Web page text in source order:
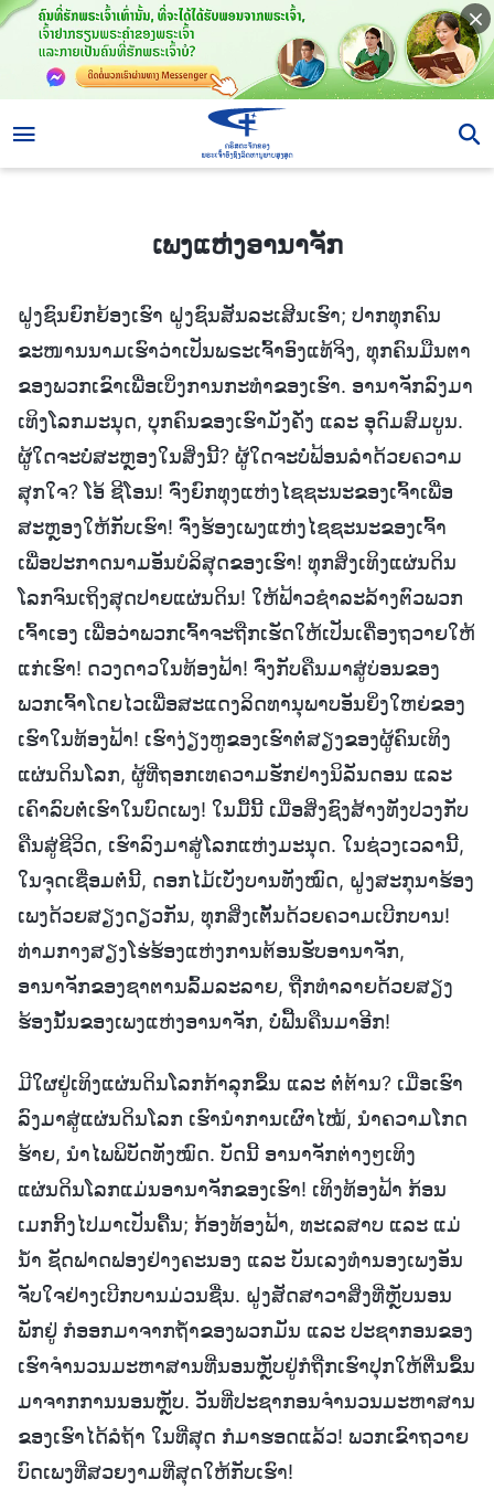
ເພງແຫ່ງອານາຈັກ
ຝູງຊົນຍົກຍ້ອງເຮົາ ຝູງຊົນສັນລະເສີນເຮົາ; ປາກທຸກຄົນ
ຂະໜານນາມເຮົາວ່າເປັນພຣະເຈົ້າອົງແທ້ຈິງ, ທຸກຄົນມືນຕາ
ຂອງພວກເຂົາເພື່ອເບິ່ງການກະທໍາຂອງເຮົາ. ອານາຈັກລົງມາ
ເທິງໂລກມະນຸດ, ບຸກຄົນຂອງເຮົາມັ່ງຄັ່ງ ແລະ ອຸດົມສົມບູນ.
ຜູ້ໃດຈະບໍ່ສະຫຼອງໃນສິ່ງນີ້? ຜູ້ໃດຈະບໍ່ຟ້ອນລໍາດ້ວຍຄວາມ
ສຸກໃຈ? ໂອ້ ຊີໂອນ! ຈົ່ງຍົກທຸງແຫ່ງໄຊຊະນະຂອງເຈົ້າເພື່ອ
ສະຫຼອງໃຫ້ກັບເຮົາ! ຈົ່ງຮ້ອງເພງແຫ່ງໄຊຊະນະຂອງເຈົ້າ
ເພື່ອປະກາດນາມອັນບໍລິສຸດຂອງເຮົາ! ທຸກສິ່ງເທິງແຜ່ນດິນ
ໂລກຈົນເຖິງສຸດປາຍແຜ່ນດິນ! ໃຫ້ຟ້າວຊໍາລະລ້າງຕົວພວກ
ເຈົ້າເອງ ເພື່ອວ່າພວກເຈົ້າຈະຖືກເຮັດໃຫ້ເປັນເຄື່ອງຖວາຍໃຫ້
ແກ່ເຮົາ! ດວງດາວໃນທ້ອງຟ້າ! ຈົ່ງກັບຄືນມາສູ່ບ່ອນຂອງ
ພວກເຈົ້າໂດຍໄວເພື່ອສະແດງລິດທານຸພາບອັນຍິ່ງໃຫຍ່ຂອງ
ເຮົາໃນທ້ອງຟ້າ! ເຮົາງ່ຽງຫູຂອງເຮົາຕໍ່ສຽງຂອງຜູ້ຄົນເທິງ
ແຜ່ນດິນໂລກ, ຜູ້ທີ່ຖອກເທຄວາມຮັກຢ່າງນິລັນດອນ ແລະ
ເຄົາລົບຕໍ່ເຮົາໃນບົດເພງ! ໃນມື້ນີ້ ເມື່ອສິ່ງຊົງສ້າງທັງປວງກັບ
ຄືນສູ່ຊີວິດ, ເຮົາລົງມາສູ່ໂລກແຫ່ງມະນຸດ. ໃນຊ່ວງເວລານີ້,
ໃນຈຸດເຊື່ອມຕໍ່ນີ້, ດອກໄມ້ເບັ່ງບານທັງໝົດ, ຝູງສະກຸນາຮ້ອງ
ເພງດ້ວຍສຽງດຽວກັນ, ທຸກສິ່ງເຕັ້ນດ້ວຍຄວາມເບີກບານ!
ທ່າມກາງສຽງໂຮ່ຮ້ອງແຫ່ງການຕ້ອນຮັບອານາຈັກ,
ອານາຈັກຂອງຊາຕານລົ້ມລະລາຍ, ຖືກທໍາລາຍດ້ວຍສຽງ
ຮ້ອງນັ້ນຂອງເພງແຫ່ງອານາຈັກ, ບໍ່ຟື້ນຄືນມາອີກ!
ມີໃຜຢູ່ເທິງແຜ່ນດິນໂລກກ້າລຸກຂຶ້ນ ແລະ ຕໍ່ຕ້ານ? ເມື່ອເຮົາ
ລົງມາສູ່ແຜ່ນດິນໂລກ ເຮົານໍາການເຜົາໄໝ້, ນໍາຄວາມໂກດ
ຮ້າຍ, ນໍາໄພພິບັດທັງໝົດ. ບັດນີ້ ອານາຈັກຕ່າງໆເທິງ
ແຜ່ນດິນໂລກແມ່ນອານາຈັກຂອງເຮົາ! ເທິງທ້ອງຟ້າ ກ້ອນ
ເມກກິ້ງໄປມາເປັນຄື້ນ; ກ້ອງທ້ອງຟ້າ, ທະເລສາບ ແລະ ແມ່
ນ້ຳ ຊັດຟາດຟອງຢ່າງຄະນອງ ແລະ ບັນເລງທຳນອງເພງອັນ
ຈັບໃຈຢ່າງເບີກບານມ່ວນຊື່ນ. ຝູງສັດສາວາສິ່ງທີ່ຫຼັບນອນ
ພັກຢູ່ ກໍອອກມາຈາກຖໍ້າຂອງພວກມັນ ແລະ ປະຊາກອນຂອງ
ເຮົາຈໍານວນມະຫາສານທີ່ນອນຫຼັບຢູ່ກໍຖືກເຮົາປຸກໃຫ້ຕື່ນຂຶ້ນ
ມາຈາກການນອນຫຼັບ. ວັນທີ່ປະຊາກອນຈໍານວນມະຫາສານ
ຂອງເຮົາໄດ້ລໍຖ້າ ໃນທີ່ສຸດ ກໍມາຮອດແລ້ວ! ພວກເຂົາຖວາຍ
ບົດເພງທີ່ສວຍງາມທີ່ສຸດໃຫ້ກັບເຮົາ!